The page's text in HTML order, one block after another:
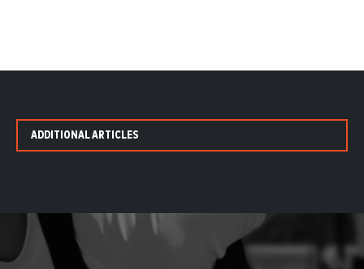
ADDITIONAL ARTICLES